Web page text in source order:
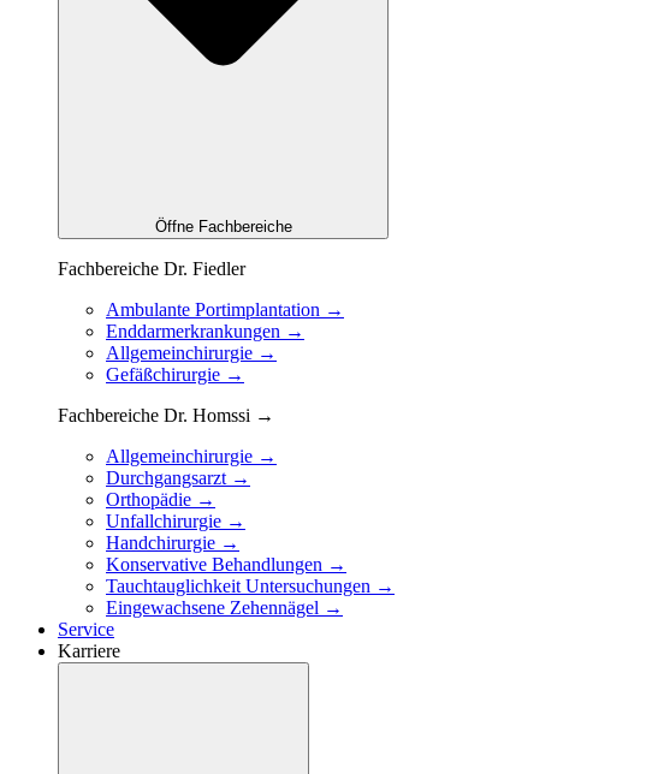
Öffne Fachbereiche
Fachbereiche Dr. Fiedler
Ambulante Portimplantation →
Enddarm­erkrankungen →
Allgemeinchirurgie →
Gefäßchirurgie →
Fachbereiche Dr. Homssi →
Allgemeinchirurgie →
Durchgangsarzt →
Orthopädie →
Unfallchirurgie →
Handchirurgie →
Konservative Behandlungen →
Tauchtauglichkeit Untersuchungen →
Eingewachsene Zehennägel →
Service
Karriere